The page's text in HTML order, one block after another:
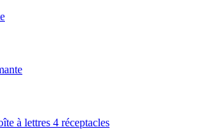
à lettres 4 réceptacles